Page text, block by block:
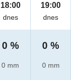
18:00
dnes
0 %
0 mm
19:00
dnes
0 %
0 mm